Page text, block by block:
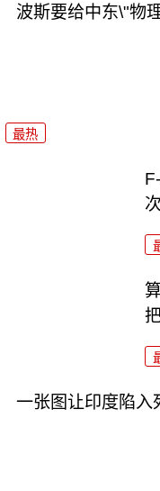
波斯要给中东\"物
最热
一张图让印度陷入